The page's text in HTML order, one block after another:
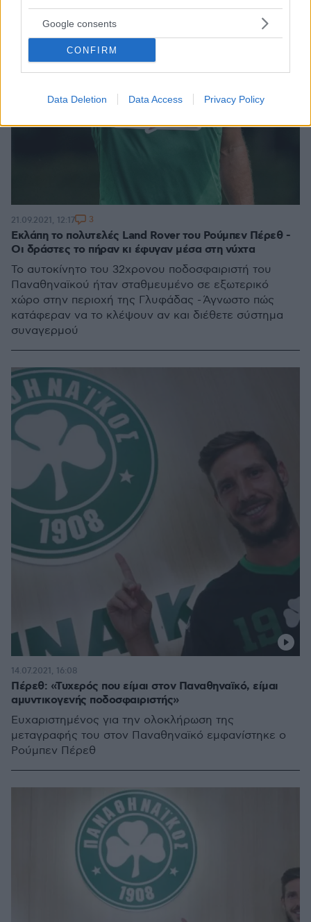
Google consents
CONFIRM
Data Deletion Data Access Privacy Policy
Εκλάπη το πολυτελές Land Rover του Ρούμπεν Πέρεθ -
Οι δράστες το πήραν κι έφυγαν μέσα στη νύχτα
Το αυτοκίνητο του 32χρονου ποδοσφαιριστή του
Παναθηναϊκού ήταν σταθμευμένο σε εξωτερικό
χώρο στην περιοχή της Γλυφάδας - Άγνωστο πώς
κατάφεραν να το κλέψουν αν και διέθετε σύστημα
συναγερμού
21.09.2021, 12:17 3
Πέρεθ: «Τυχερός που είμαι στον Παναθηναϊκό, είμαι
αμυντικογενής ποδοσφαιριστής»
Ευχαριστημένος για την ολοκλήρωση της
μεταγραφής του στον Παναθηναϊκό εμφανίστηκε ο
Ρούμπεν Πέρεθ
14.07.2021, 16:08